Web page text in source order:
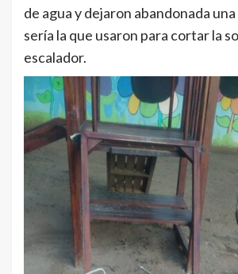
de agua y dejaron abandonada
sería la que usaron para cortar la
escalador.